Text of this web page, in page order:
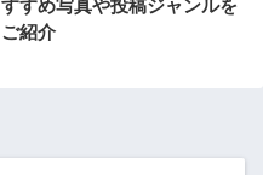
すすめ写真や投稿ジャンルを
ご紹介